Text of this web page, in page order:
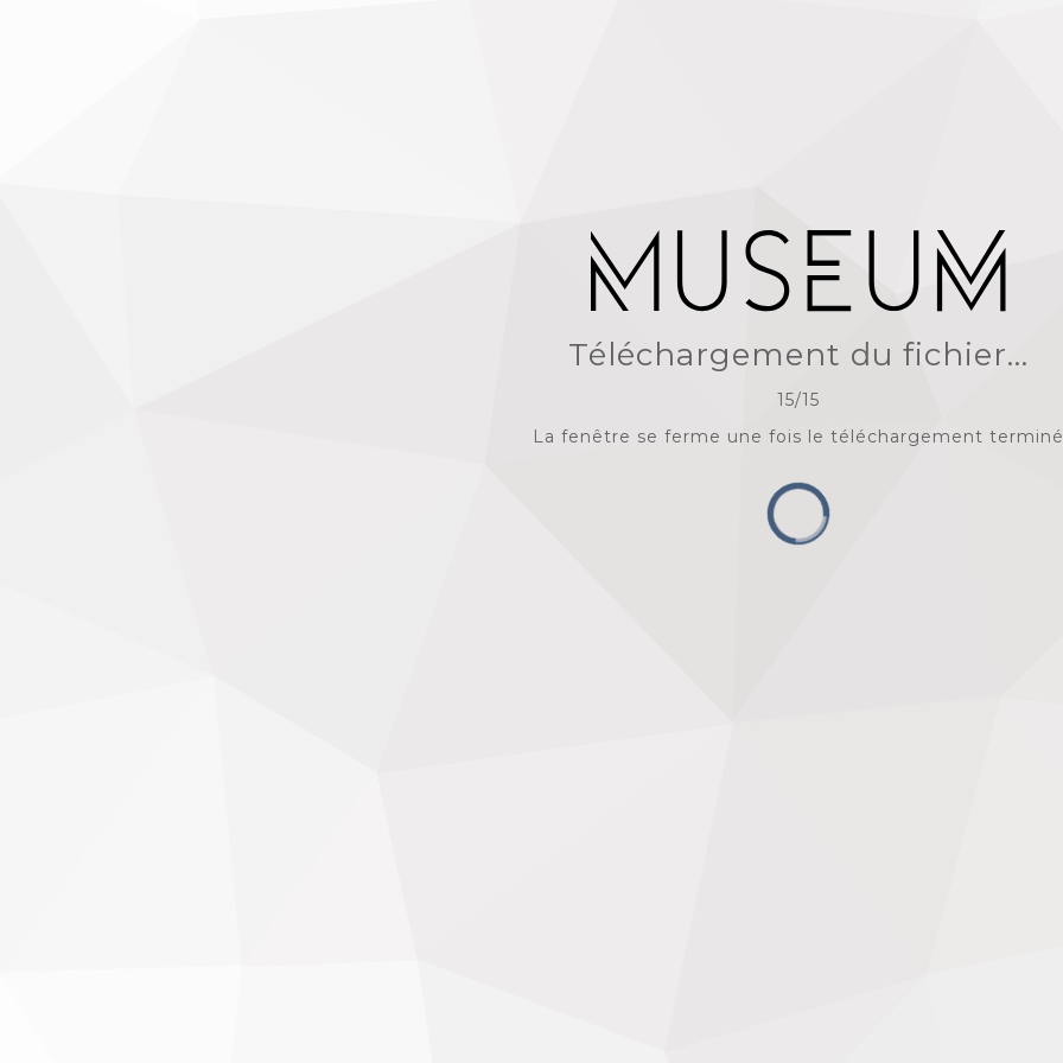
Téléchargement du fichier...
15/15
La fenêtre se ferme une fois le téléchargement terminé